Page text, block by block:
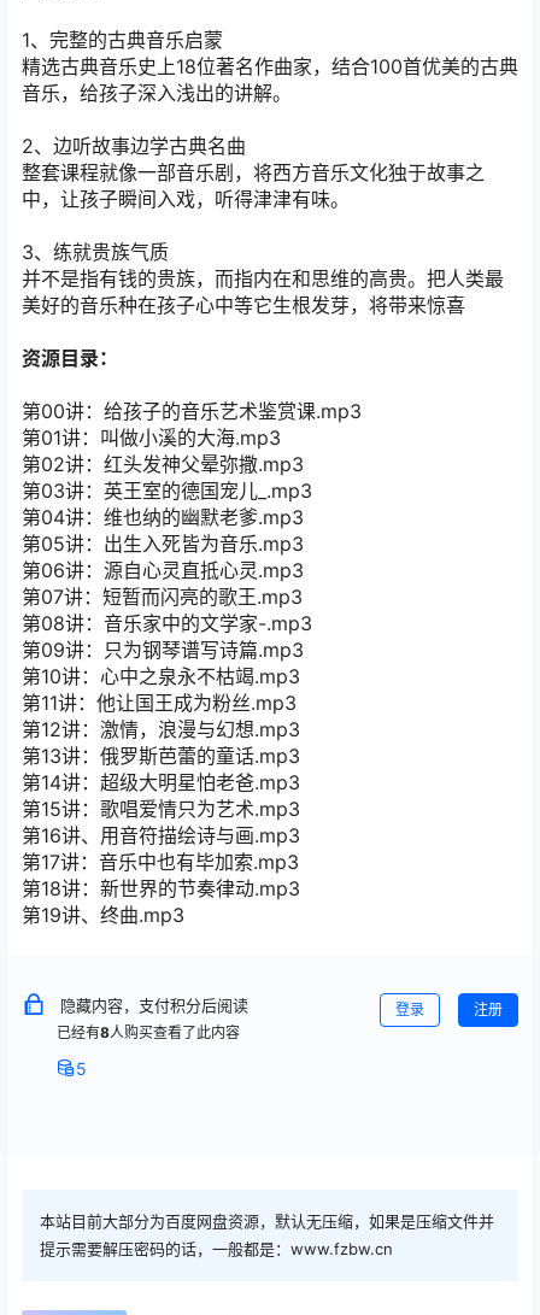
1、完整的古典音乐启蒙
精选古典音乐史上18位著名作曲家，结合100首优美的古典
音乐，给孩子深入浅出的讲解。
2、边听故事边学古典名曲
整套课程就像一部音乐剧，将西方音乐文化独于故事之
中，让孩子瞬间入戏，听得津津有味。
3、练就贵族气质
并不是指有钱的贵族，而指内在和思维的高贵。把人类最
美好的音乐种在孩子心中等它生根发芽，将带来惊喜
资源目录：
第00讲：给孩子的音乐艺术鉴赏课.mp3
第01讲：叫做小溪的大海.mp3
第02讲：红头发神父晕弥撒.mp3
第03讲：英王室的德国宠儿_.mp3
第04讲：维也纳的幽默老爹.mp3
第05讲：出生入死皆为音乐.mp3
第06讲：源自心灵直抵心灵.mp3
第07讲：短暂而闪亮的歌王.mp3
第08讲：音乐家中的文学家-.mp3
第09讲：只为钢琴谱写诗篇.mp3
第10讲：心中之泉永不枯竭.mp3
第11讲：他让国王成为粉丝.mp3
第12讲：激情，浪漫与幻想.mp3
第13讲：俄罗斯芭蕾的童话.mp3
第14讲：超级大明星怕老爸.mp3
第15讲：歌唱爱情只为艺术.mp3
第16讲、用音符描绘诗与画.mp3
第17讲：音乐中也有毕加索.mp3
第18讲：新世界的节奏律动.mp3
第19讲、终曲.mp3
隐藏内容，支付积分后阅读
已经有8人购买查看了此内容
5
登录 注册
本站目前大部分为百度网盘资源，默认无压缩，如果是压缩文件并
提示需要解压密码的话，一般都是：www.fzbw.cn